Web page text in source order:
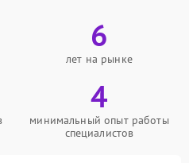
6
лет на рынке
4
минимальный опыт работы
специалистов